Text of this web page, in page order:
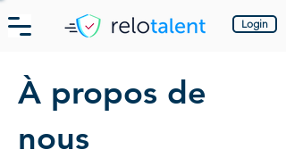
Login
À propos de
nous